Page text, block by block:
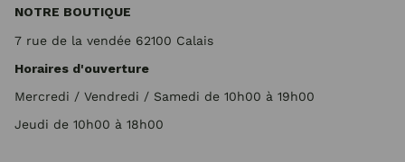
NOTRE BOUTIQUE
7 rue de la vendée 62100 Calais
Horaires d'ouverture
Mercredi / Vendredi / Samedi de 10h00 à 19h00
Jeudi de 10h00 à 18h00